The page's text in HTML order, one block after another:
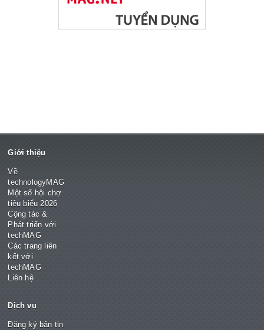
Giới thiệu
Về
technologyMAG
Một số hội chợ
tiêu biểu 2026
Cộng tác &
Phát triển với
techMAG
Các trang liên
kết với
techMAG
Liên hệ
Dịch vụ
Đăng ký bản tin